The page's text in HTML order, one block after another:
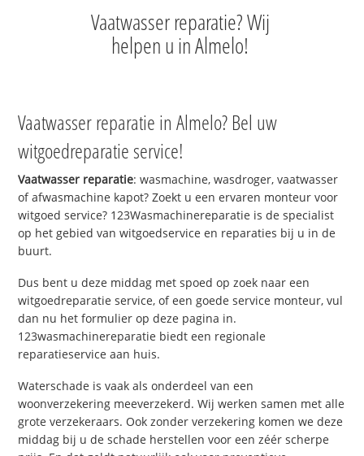
Vaatwasser reparatie? Wij
helpen u in Almelo!
Vaatwasser reparatie in Almelo? Bel uw
witgoedreparatie service!
Vaatwasser reparatie: wasmachine, wasdroger, vaatwasser
of afwasmachine kapot? Zoekt u een ervaren monteur voor
witgoed service? 123Wasmachinereparatie is de specialist
op het gebied van witgoedservice en reparaties bij u in de
buurt.
Dus bent u deze middag met spoed op zoek naar een
witgoedreparatie service, of een goede service monteur, vul
dan nu het formulier op deze pagina in.
123wasmachinereparatie biedt een regionale
reparatieservice aan huis.
Waterschade is vaak als onderdeel van een
woonverzekering meeverzekerd. Wij werken samen met alle
grote verzekeraars. Ook zonder verzekering komen we deze
middag bij u de schade herstellen voor een zéér scherpe